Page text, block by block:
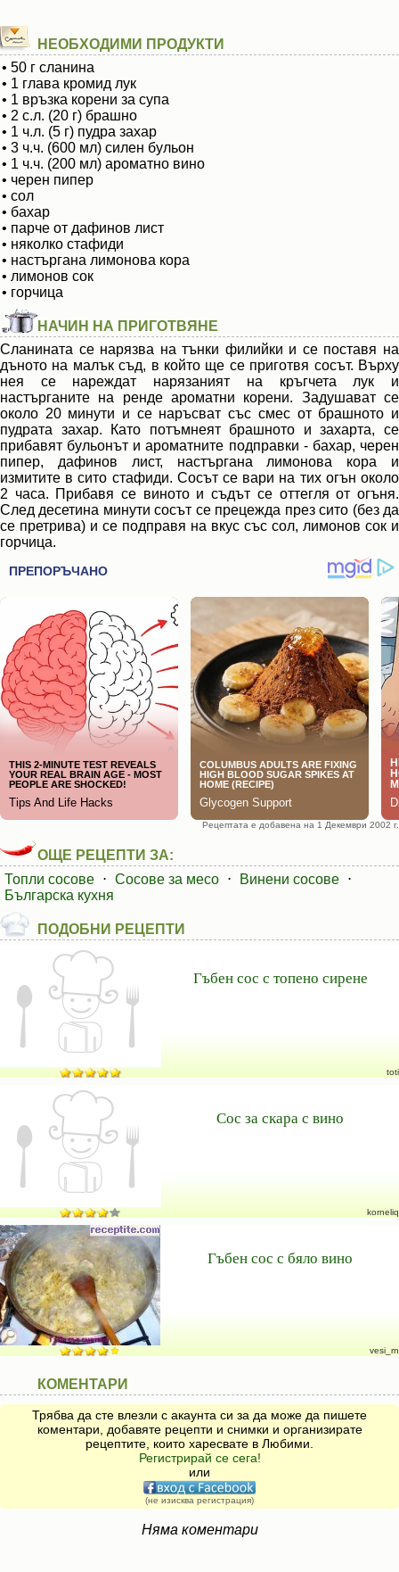
НЕОБХОДИМИ ПРОДУКТИ
• 50 г сланина
• 1 глава кромид лук
• 1 връзка корени за супа
• 2 с.л. (20 г) брашно
• 1 ч.л. (5 г) пудра захар
• 3 ч.ч. (600 мл) силен бульон
• 1 ч.ч. (200 мл) ароматно вино
• черен пипер
• сол
• бахар
• парче от дафинов лист
• няколко стафиди
• настъргана лимонова кора
• лимонов сок
• горчица
НАЧИН НА ПРИГОТВЯНЕ
Сланината се нарязва на тънки филийки и се поставя на
дъното на малък съд, в който ще се приготвя сосът. Върху
нея се нареждат нарязаният на кръгчета лук и
настърганите на ренде ароматни корени. Задушават се
около 20 минути и се наръсват със смес от брашното и
пудрата захар. Като потъмнеят брашното и захарта, се
прибавят бульонът и ароматните подправки - бахар, черен
пипер, дафинов лист, настъргана лимонова кора и
измитите в сито стафиди. Сосът се вари на тих огън около
2 часа. Прибавя се виното и съдът се оттегля от огъня.
След десетина минути сосът се прецежда през сито (без да
се претрива) и се подправя на вкус със сол, лимонов сок и
горчица.
Рецептата е добавена на 1 Декември 2002 г.
ОЩЕ РЕЦЕПТИ ЗА:
Топли сосове ⋅ Сосове за месо ⋅ Винени сосове ⋅
Българска кухня
ПОДОБНИ РЕЦЕПТИ
Гъбен сос с топено сирене
toti
Сос за скара с вино
korneliq
Гъбен сос с бяло вино
vesi_rn
КОМЕНТАРИ
Трябва да сте влезли с акаунта си за да може да пишете
коментари, добавяте рецепти и снимки и организирате
рецептите, които харесвате в Любими.
Регистрирай се сега!
или
(не изисква регистрация)
Няма коментари